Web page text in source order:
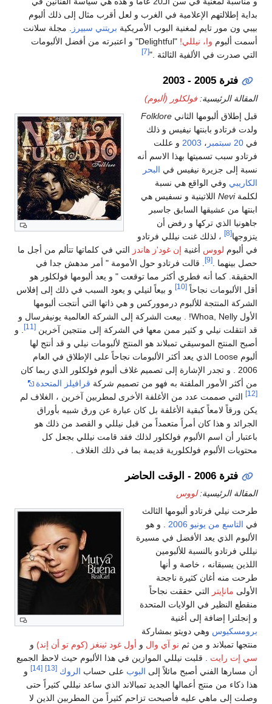
بداية إطلالتهم الإعلامية في الغرب و لعل أقرب مثال إلى ذلك ألبوم
بيبي ون مور تايم لمغنية البوب الأمريكية بريتني سبيرز
. مجلة سلانت
أسمت ألبوم وا، نيللي!
"Delightful" و اعتبرته من أفضل الألبومات
التي صدرت في الألفية الثالثة ."[7]
فترة 2005 - 2003
المقالة الرئيسية: فولكلور (ألبوم)
قبل إطلاق ألبومها الثاني Folklore
ولدت فرتادو بابنتها نيفيس و ذلك
في 20 سبتمبر ، 2003 و عللت
فرتادو سبب تسميتها بهذا الاسم أنه
نسبة إلى جزيرة نيفيس في البحر
الكاريبي وفي الواقع هي نسبة
لكلمةNevi اللاتينية و نسفيس هي
ابنتها من عشيقها السابق جاسبر
جاهونيا الذي تركها و رفض أن
يتزوجها[8]
، لذلك غنت نيللي فرتادو
في ألبوم لووس أغنية إن غود'ز هاندز التي في كلماتها تتألم من أجل ما
حصل بينهما .
[9]
. قالت فرتادو حول الأمومة " أمر مدهش جدا في
الحقيقة. كما أنه فطري أكثر مما توقعت " و يعد ألبومها فولكلور هو
أقل الألبومات نجاحاً [10]
و بيعاً لنيلي و يعود السبب في ذلك إلى إفلاس
الشركة المنتجة للألبوم درمووركس و هي ذاتها التي أنتجت ألبومها
الأول Whoa, Nelly! . بيعت الشركة إلى الشركة العالمية يونيفرسال و
قد انتقلت نيلي و كثير ممن معها في الشركة إلى منتجين آخرين [11]
. و
أصبح المنتج الموسيقي تمبلاند هو المنتج لألبومات نيلي و قد أنتج لها
ألبوم Loose الذي يعد أكثر الألبومات نجاحاً على الإطلاق في العام
2006 . و تجدر الإشارة إلى تصميم غلاف ألبوم فولكلور الذي ربما كان
من أكثر الأمور الملفتة به فهو من تصميم شركة قرافيلز المتحدة
[12]
التي صممت عدد من الأغلفة الأخرى لمطربين آخرين ، الغلاف لم
يكن ورقاً لامعاً كبقية الأغلفة بل كان عبارة عن ورق شبيه بأوراق
الجرائد و هذا كان أمراً متعمداً من قبل نيللي و القصد من ذلك هو
باعتبار أن اسم الألبوم فولكلور لذلك فقد قامت نيللي بجعل كل
محتويات الألبوم فولكلورية قديمة بما في ذلك الغلاف .
فترة 2006 - الوقت الحاضر
المقالة الرئيسية:لووس
طرحت نيلي فرتادو ألبومها الثالث
في التاسع من يونيو 2006 . و هو
الألبوم الذي يعد الأفضل في مسيرة
نيللي فرتادو بالنسبة للألبومين
اللذين يسبقانه ، خاصة و أنها
طرحت منه أغان كثيرة ناجحة
الأولى مانإيتر التي حققت نجاحاً
منقطع النظير في الولايات المتحدة
و إنجلترا إضافة إلى أغنية
برومسكيوس وهي دويتو بمشاركة
منتجها تمبلاند و من ثم نو آي وال و أول غود ثينغز (كوم تو أن إند) و
سي إت رايت . قلبت نيللي الموازين في هذا الألبوم حيث لاحظ الجميع
أن مسارها الفني أصبح مائلاً إلى البوب على حساب الروك [13]
[14]
و
هذا ذكاء من منتج أعمالها الجديد تمبالاند الذي ساعد نيللي كثيراً حتى
وصلت إلى ماهي عليه فأصبحت تزاحم كثيراً من المطربين الذين لا